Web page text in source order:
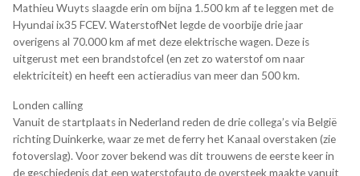
Mathieu Wuyts slaagde erin om bijna 1.500 km af te leggen met de
Hyundai ix35 FCEV. WaterstofNet legde de voorbije drie jaar
overigens al 70.000 km af met deze elektrische wagen. Deze is
uitgerust met een brandstofcel (en zet zo waterstof om naar
elektriciteit) en heeft een actieradius van meer dan 500 km.
Londen calling
Vanuit de startplaats in Nederland reden de drie collega’s via België
richting Duinkerke, waar ze met de ferry het Kanaal overstaken (zie
fotoverslag). Voor zover bekend was dit trouwens de eerste keer in
de geschiedenis dat een waterstofauto de oversteek maakte vanuit